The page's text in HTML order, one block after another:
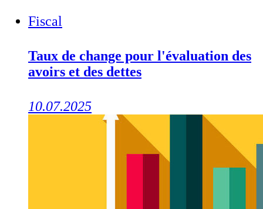
Fiscal
Taux de change pour l'évaluation des
avoirs et des dettes
10.07.2025